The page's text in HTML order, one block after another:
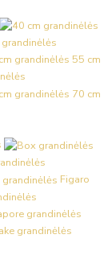
55 cm
70 cm
Figaro
grandinėlės